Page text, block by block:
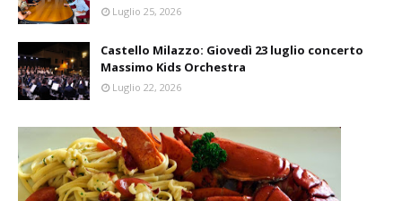
Luglio 25, 2026
Castello Milazzo: Giovedì 23 luglio concerto
Massimo Kids Orchestra
Luglio 22, 2026